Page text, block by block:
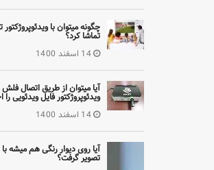
چگونه میتوان با ویدئوپروژکتور
تماشا کرد؟
14 اسفند 1400
آیا میتوان از طریق اتصال فلش
ویدئوپروژکتور فایل ویدئویی را
14 اسفند 1400
آیا روی دیوار رنگی هم میشه با
تصویر گرفت؟